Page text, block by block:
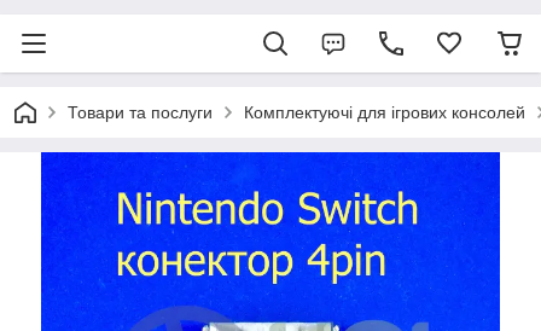
Товари та послуги Комплектуючі для ігрових консолей